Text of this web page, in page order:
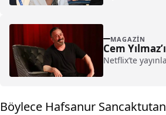
MAGAZIN
Cem
Netflix’te
Böylece Hafsanur